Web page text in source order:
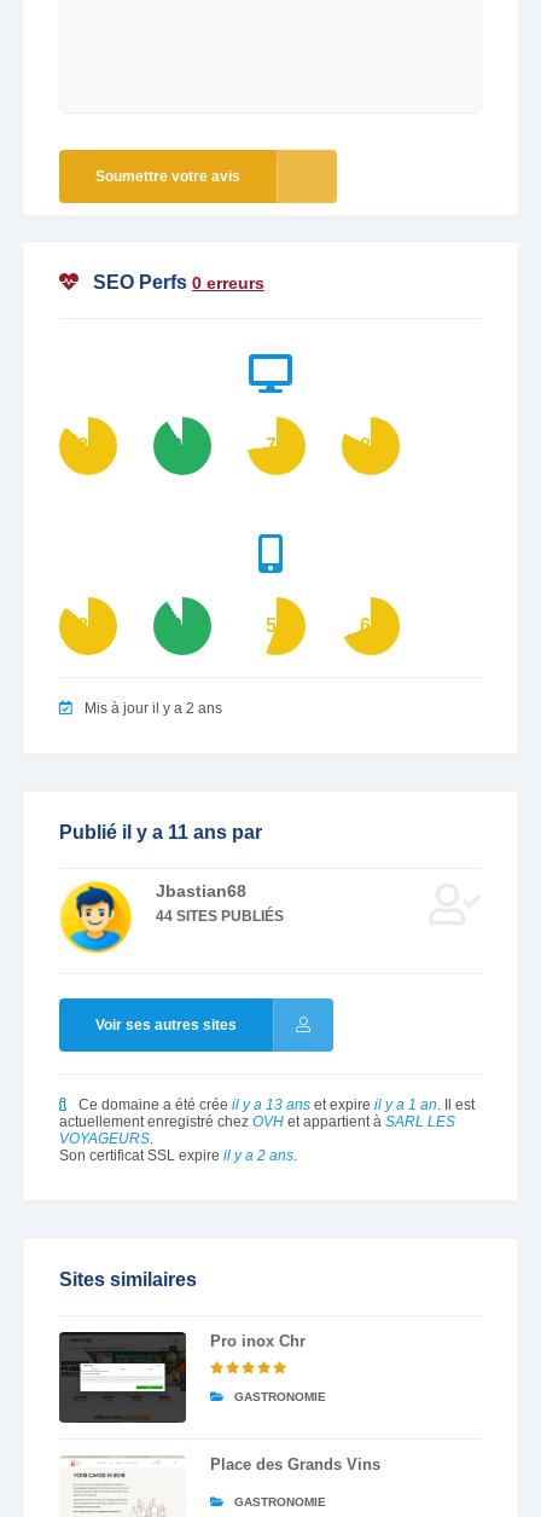
Soumettre votre avis
SEO Perfs 0 erreurs
86 91 73 82
86 91 56 69
Mis à jour il y a 2 ans
Publié il y a 11 ans par
Jbastian68
44 SITES PUBLIÉS
Voir ses autres sites
Ce domaine a été crée il y a 13 anset expire il y a 1 an. Il est
actuellement enregistré chez OVHet appartient à SARL LES
VOYAGEURS.
Son certificat SSL expire il y a 2 ans.
Sites similaires
Pro inox Chr
GASTRONOMIE
Place des Grands Vins
GASTRONOMIE